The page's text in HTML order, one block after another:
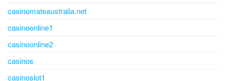
casinomateaustralia.net
casinoonline1
casinoonline2
casinos
casinoslot1